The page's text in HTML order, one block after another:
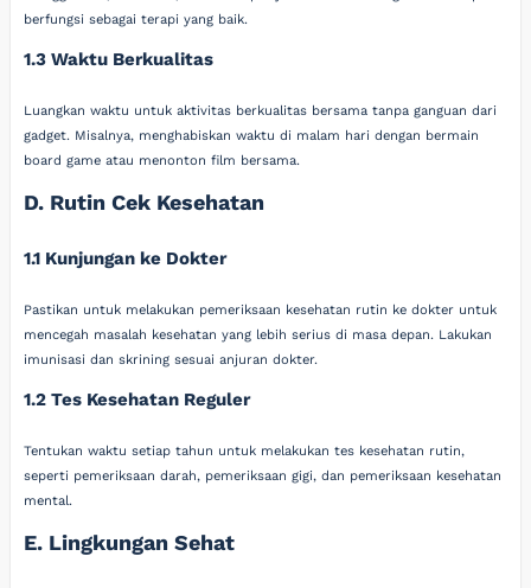
berfungsi sebagai terapi yang baik.
1.3 Waktu Berkualitas
Luangkan waktu untuk aktivitas berkualitas bersama tanpa ganguan dari
gadget. Misalnya, menghabiskan waktu di malam hari dengan bermain
board game atau menonton film bersama.
D. Rutin Cek Kesehatan
1.1 Kunjungan ke Dokter
Pastikan untuk melakukan pemeriksaan kesehatan rutin ke dokter untuk
mencegah masalah kesehatan yang lebih serius di masa depan. Lakukan
imunisasi dan skrining sesuai anjuran dokter.
1.2 Tes Kesehatan Reguler
Tentukan waktu setiap tahun untuk melakukan tes kesehatan rutin,
seperti pemeriksaan darah, pemeriksaan gigi, dan pemeriksaan kesehatan
mental.
E. Lingkungan Sehat